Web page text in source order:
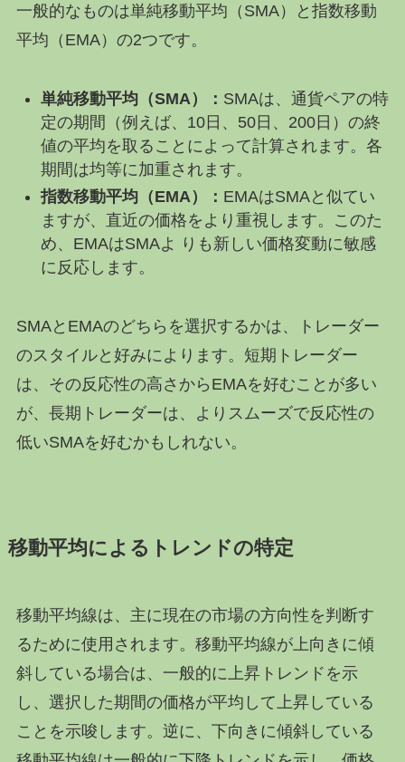
一般的なものは単純移動平均（SMA）と指数移動
平均（EMA）の2つです。
単純移動平均（SMA）： SMAは、通貨ペアの特
定の期間（例えば、10日、50日、200日）の終
値の平均を取ることによって計算されます。各
期間は均等に加重されます。
指数移動平均（EMA）： EMAはSMAと似てい
ますが、直近の価格をより重視します。このた
め、EMAはSMAよ りも新しい価格変動に敏感
に反応します。
SMAとEMAのどちらを選択するかは、トレーダー
のスタイルと好みによります。短期トレーダー
は、その反応性の高さからEMAを好むことが多い
が、長期トレーダーは、よりスムーズで反応性の
低いSMAを好むかもしれない。
移動平均によるトレンドの特定
移動平均線は、主に現在の市場の方向性を判断す
るために使用されます。移動平均線が上向きに傾
斜している場合は、一般的に上昇トレンドを示
し、選択した期間の価格が平均して上昇している
ことを示唆します。逆に、下向きに傾斜している